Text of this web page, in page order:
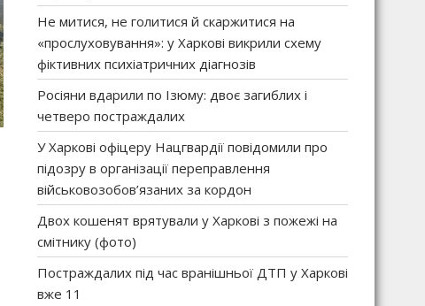
Не митися, не голитися й скаржитися на
«прослуховування»: у Харкові викрили схему
фіктивних психіатричних діагнозів
Росіяни вдарили по Ізюму: двоє загиблих і
четверо постраждалих
У Харкові офіцеру Нацгвардії повідомили про
підозру в організації переправлення
військовозобов’язаних за кордон
Двох кошенят врятували у Харкові з пожежі на
смітнику (фото)
Постраждалих під час вранішньої ДТП у Харкові
вже 11